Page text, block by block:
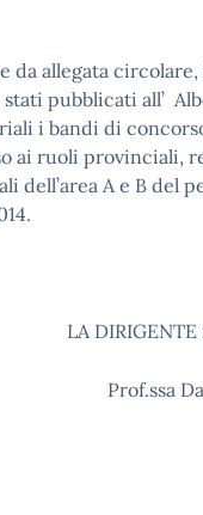
da allegata
pubblicati all’
i bandi di
ai ruoli provinciali,
dell’area A e B del
DIRIGENTE
Prof.ssa